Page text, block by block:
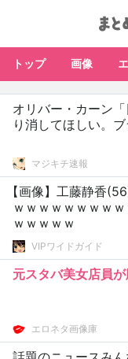
トップ 画像
オリバー・カーン
り消してほしい。
マジキチ速報
【画像】工藤静香
ｗｗｗｗｗｗｗｗ
ｗｗｗｗｗ
VIPワイドガイド
元スタバ美女店員
エロネタ画像庫